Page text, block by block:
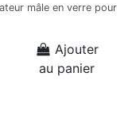
mâle en verre pour
Ajouter
au panier